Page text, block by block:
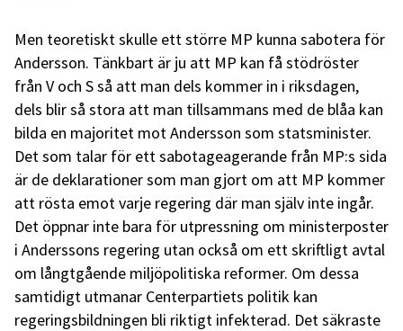
Men teoretiskt skulle ett större MP kunna sabotera för
Andersson. Tänkbart är ju att MP kan få stödröster
från V och S så att man dels kommer in i riksdagen,
dels blir så stora att man tillsammans med de blåa kan
bilda en majoritet mot Andersson som statsminister.
Det som talar för ett sabotageagerande från MP:s sida
är de deklarationer som man gjort om att MP kommer
att rösta emot varje regering där man själv inte ingår.
Det öppnar inte bara för utpressning om ministerposter
i Anderssons regering utan också om ett skriftligt avtal
om långtgående miljöpolitiska reformer. Om dessa
samtidigt utmanar Centerpartiets politik kan
regeringsbildningen bli riktigt infekterad. Det säkraste